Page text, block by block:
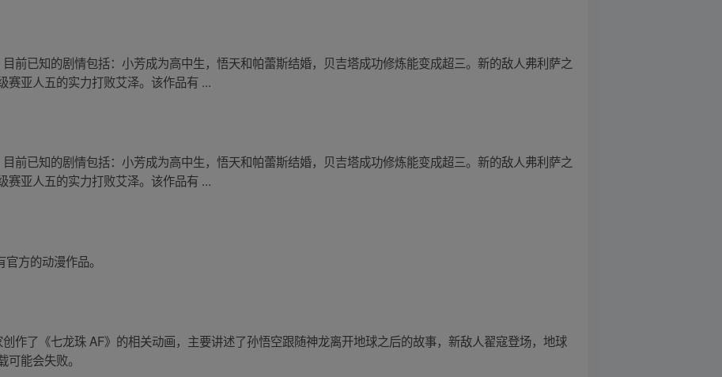
目前已知的剧情包括：小芳成为高中生，悟天和帕蕾斯结婚，贝吉塔成功修炼能变成超三。新的敌人弗利萨之
赛亚人五的实力打败艾泽。该作品有 ...
目前已知的剧情包括：小芳成为高中生，悟天和帕蕾斯结婚，贝吉塔成功修炼能变成超三。新的敌人弗利萨之
赛亚人五的实力打败艾泽。该作品有 ...
方的动漫作品。
创作了《七龙珠 AF》的相关动画，主要讲述了孙悟空跟随神龙离开地球之后的故事，新敌人翟寇登场，地球
能会失败。